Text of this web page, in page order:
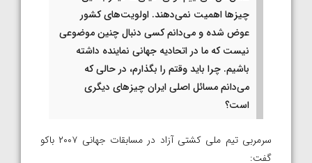
چیزها اهمیت نمی‌دهند. اولویت‌های کشور
عوض شده و می‌دانم کسی دنبال چنین موضوعی
نیست که ما در اتحادیه جهانی نماینده داشته
باشیم. چرا باید وقتم را بگذارم، در حالی که
می‌دانم مسائل اصلی ایران چیزهای دیگری
است؟
سرمربی تیم ملی کشتی آزاد در مسابقات جهانی ۲۰۰۷ باکو
گفت: